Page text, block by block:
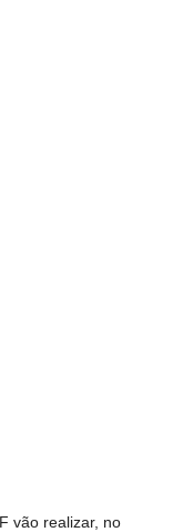
vão realizar, no